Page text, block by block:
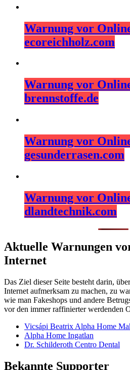
Warnung vor
ecoreichholz.com
Warnung vor
brennstoffe.de
Warnung vor
gesunderrasen.com
Warnung vor
dlandtechnik.com
Aktuelle Warnungen
Internet
Das Ziel dieser Seite besteht darin,
Internet aufmerksam zu machen, zu
wie man Fakeshops und andere
vor den immer raffinierter werdenden
Vicsápi Beatrix Alpha Home
Alpha Home Ingatlan
Dr. Schilderoth Centro Dental
Bekannte Supporter